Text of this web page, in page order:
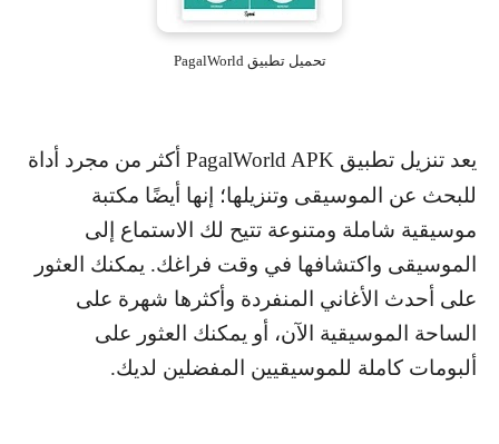
تحميل تطبيق PagalWorld
يعد تنزيل تطبيق PagalWorld APK أكثر من مجرد أداة
للبحث عن الموسيقى وتنزيلها؛ إنها أيضًا مكتبة
موسيقية شاملة ومتنوعة تتيح لك الاستماع إلى
الموسيقى واكتشافها في وقت فراغك. يمكنك العثور
على أحدث الأغاني المنفردة وأكثرها شهرة على
الساحة الموسيقية الآن، أو يمكنك العثور على
ألبومات كاملة للموسيقيين المفضلين لديك.